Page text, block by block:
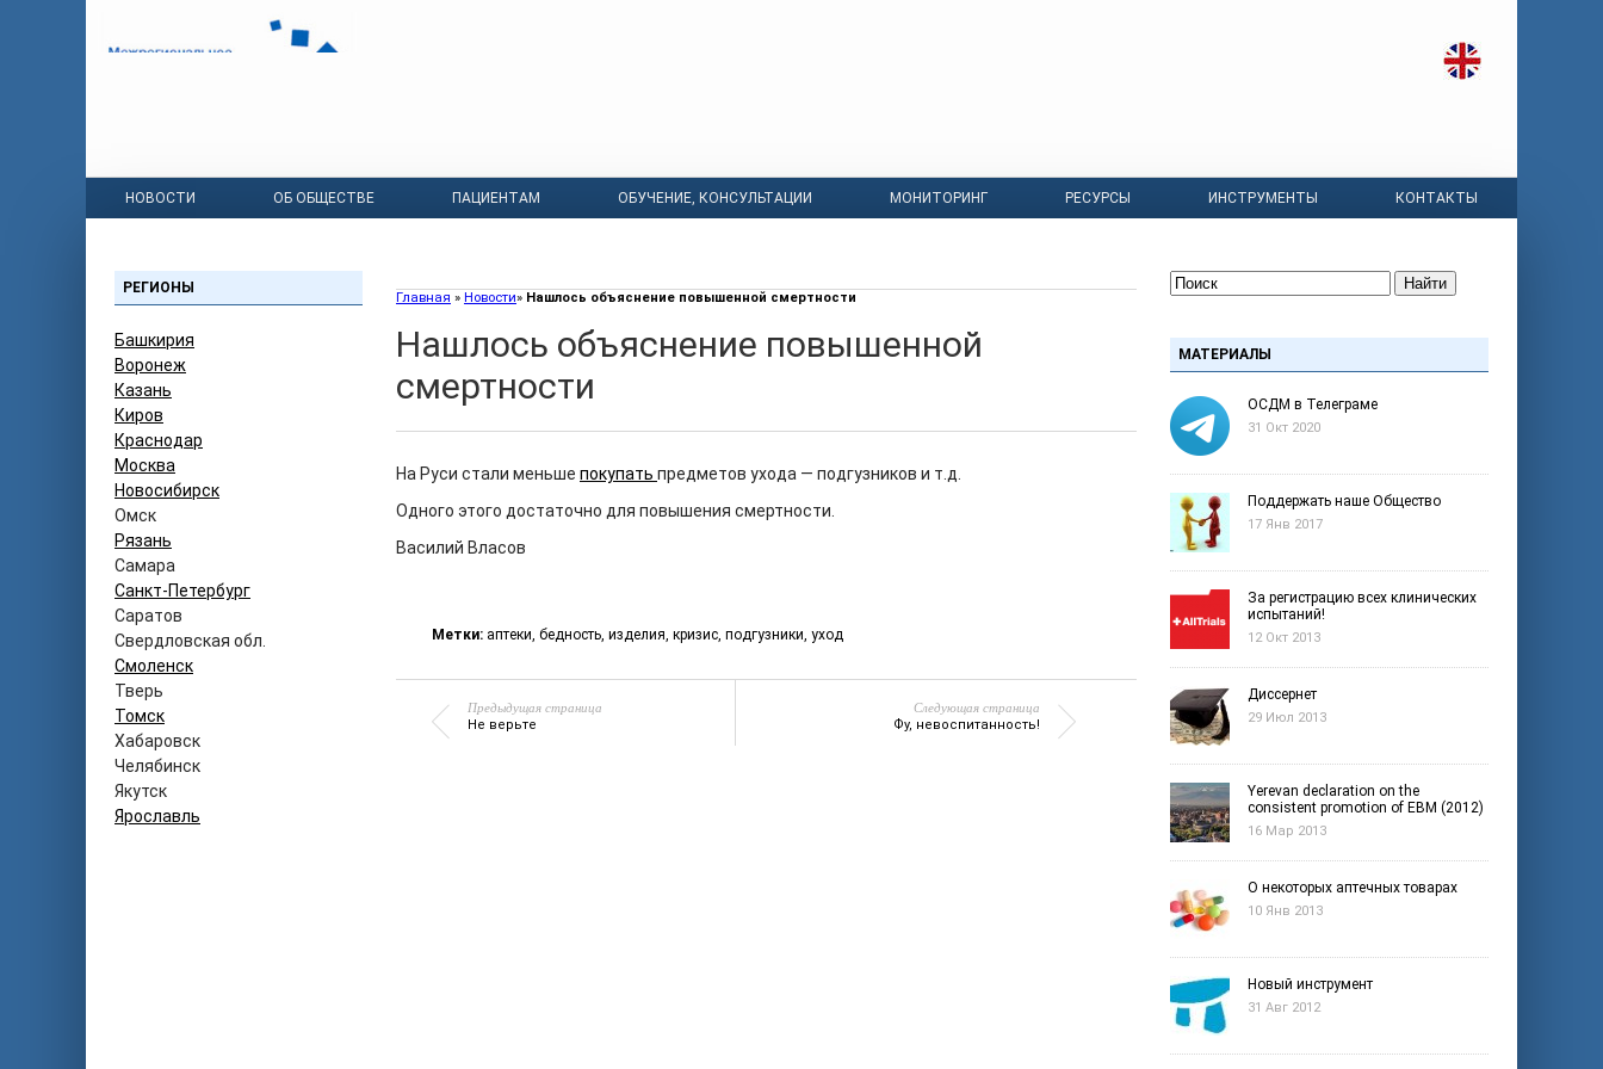
НОВОСТИ ОБ ОБЩЕСТВЕ ПАЦИЕНТАМ ОБУЧЕНИЕ, КОНСУЛЬТАЦИИ МОНИТОРИНГ РЕСУРСЫ ИНСТРУМЕНТЫ КОНТАКТЫ
РЕГИОНЫ
Башкирия
Воронеж
Казань
Киров
Краснодар
Москва
Новосибирск
Омск
Рязань
Самара
Санкт-Петербург
Саратов
Свердловская обл.
Смоленск
Тверь
Томск
Хабаровск
Челябинск
Якутск
Ярославль
Главная » Новости» Нашлось объяснение повышенной смертности
Нашлось объяснение повышенной
смертности
На Руси стали меньше покупать предметов ухода — подгузников и т.д.
Одного этого достаточно для повышения смертности.
Василий Власов
Метки: аптеки, бедность, изделия, кризис, подгузники, уход
Предыдущая страница
Не верьте
Следующая страница
Фу, невоспитанность!
Найти
МАТЕРИАЛЫ
ОСДМ в Телеграме
31 Окт 2020
Поддержать наше Общество
17 Янв 2017
За регистрацию всех клинических
испытаний!
12 Окт 2013
Диссернет
29 Июл 2013
Yerevan declaration on the
consistent promotion of EBM (2012)
16 Мар 2013
О некоторых аптечных товарах
10 Янв 2013
Новый инструмент
31 Авг 2012